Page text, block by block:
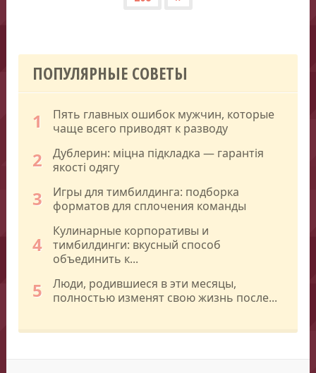
ПОПУЛЯРНЫЕ СОВЕТЫ
1
Пять главных ошибок мужчин, которые
чаще всего приводят к разводу
2
Дублерин: міцна підкладка — гарантія
якості одягу
3
Игры для тимбилдинга: подборка
форматов для сплочения команды
4
Кулинарные корпоративы и
тимбилдинги: вкусный способ
объединить к...
5
Люди, родившиеся в эти месяцы,
полностью изменят свою жизнь после...